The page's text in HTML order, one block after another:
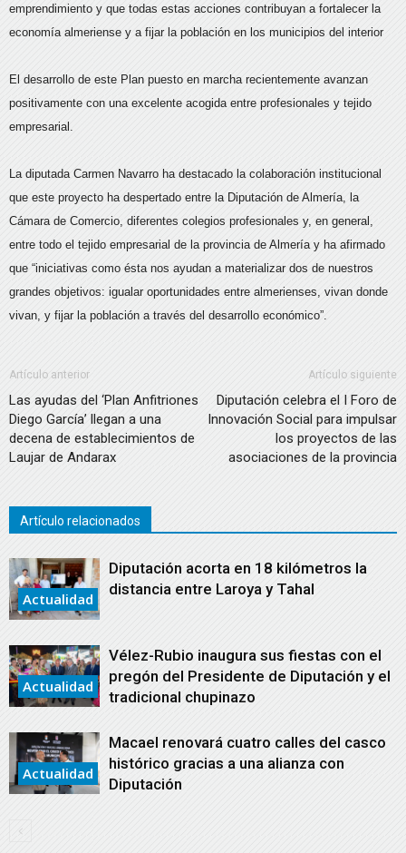
emprendimiento y que todas estas acciones contribuyan a fortalecer la
economía almeriense y a fijar la población en los municipios del interior
El desarrollo de este Plan puesto en marcha recientemente avanzan
positivamente con una excelente acogida entre profesionales y tejido
empresarial.
La diputada Carmen Navarro ha destacado la colaboración institucional
que este proyecto ha despertado entre la Diputación de Almería, la
Cámara de Comercio, diferentes colegios profesionales y, en general,
entre todo el tejido empresarial de la provincia de Almería y ha afirmado
que “iniciativas como ésta nos ayudan a materializar dos de nuestros
grandes objetivos: igualar oportunidades entre almerienses, vivan donde
vivan, y fijar la población a través del desarrollo económico”.
Artículo anterior
Las ayudas del ‘Plan Anfitriones
Diego García’ llegan a una
decena de establecimientos de
Laujar de Andarax
Artículo siguiente
Diputación celebra el I Foro de
Innovación Social para impulsar
los proyectos de las
asociaciones de la provincia
Artículo relacionados
Actualidad
Diputación acorta en 18 kilómetros la
distancia entre Laroya y Tahal
Actualidad
Vélez-Rubio inaugura sus fiestas con el
pregón del Presidente de Diputación y el
tradicional chupinazo
Actualidad
Macael renovará cuatro calles del casco
histórico gracias a una alianza con
Diputación